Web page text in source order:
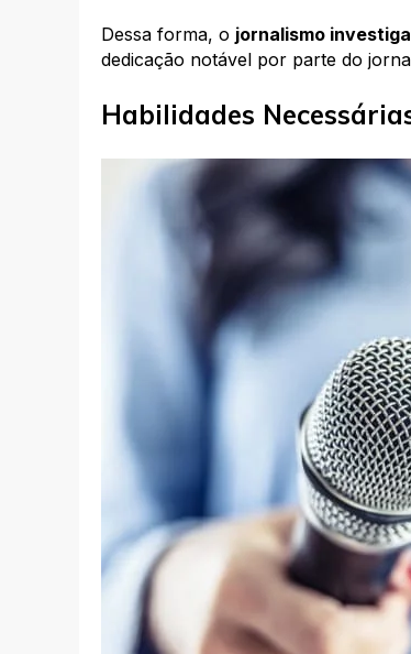
Dessa forma, o jornalismo
dedicação notável por parte do
Habilidades